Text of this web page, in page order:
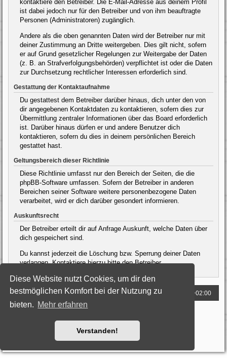
Diese Website nutzt Cookies, um dir den
bestmöglichen Komfort bei der Nutzung zu
bieten. Mehr erfahren
Verstanden!
kontaktiere den Betreiber. Die E-Mail-Adresse aus deinem Profil
ist dabei jedoch nur für den Betreiber und von ihm beauftragte
Personen (Administratoren) zugänglich.
Andere als die oben genannten Daten wird der Betreiber nur mit
deiner Zustimmung an Dritte weitergeben. Dies gilt nicht, sofern
er auf Grund gesetzlicher Regelungen zur Weitergabe der Daten
(z. B. an Strafverfolgungsbehörden) verpflichtet ist oder die Daten
zur Durchsetzung rechtlicher Interessen erforderlich sind.
Gestattung der Kontaktaufnahme
Du gestattest dem Betreiber darüber hinaus, dich unter den von
dir angegebenen Kontaktdaten zu kontaktieren, sofern dies zur
Übermittlung zentraler Informationen über das Board erforderlich
ist. Darüber hinaus dürfen er und andere Benutzer dich
kontaktieren, sofern du dies in deinem persönlichen Bereich
gestattet hast.
Geltungsbereich dieser Richtlinie
Diese Richtlinie umfasst nur den Bereich der Seiten, die die
phpBB-Software umfassen. Sofern der Betreiber in anderen
Bereichen seiner Software weitere personenbezogene Daten
verarbeitet, wird er dich darüber gesondert informieren.
Auskunftsrecht
Der Betreiber erteilt dir auf Anfrage Auskunft, welche Daten über
dich gespeichert sind.
Du kannst jederzeit die Löschung bzw. Sperrung deiner Daten
verlangen. Kontaktiere hierzu bitte den Betreiber.
Foren-Übersicht Alle Zeiten sind UTC+02:00
Powered byphpBB® Forum Software © phpBB Limited
Deutsche Übersetzung durchphpBB.de
Style: Black-Silver by Joyce&Luna
phpBB-Style-Design
Nutzungsbedingungen